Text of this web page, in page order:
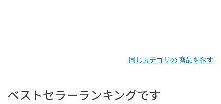
同じカテゴリの 商品を探す
ベストセラーランキングです